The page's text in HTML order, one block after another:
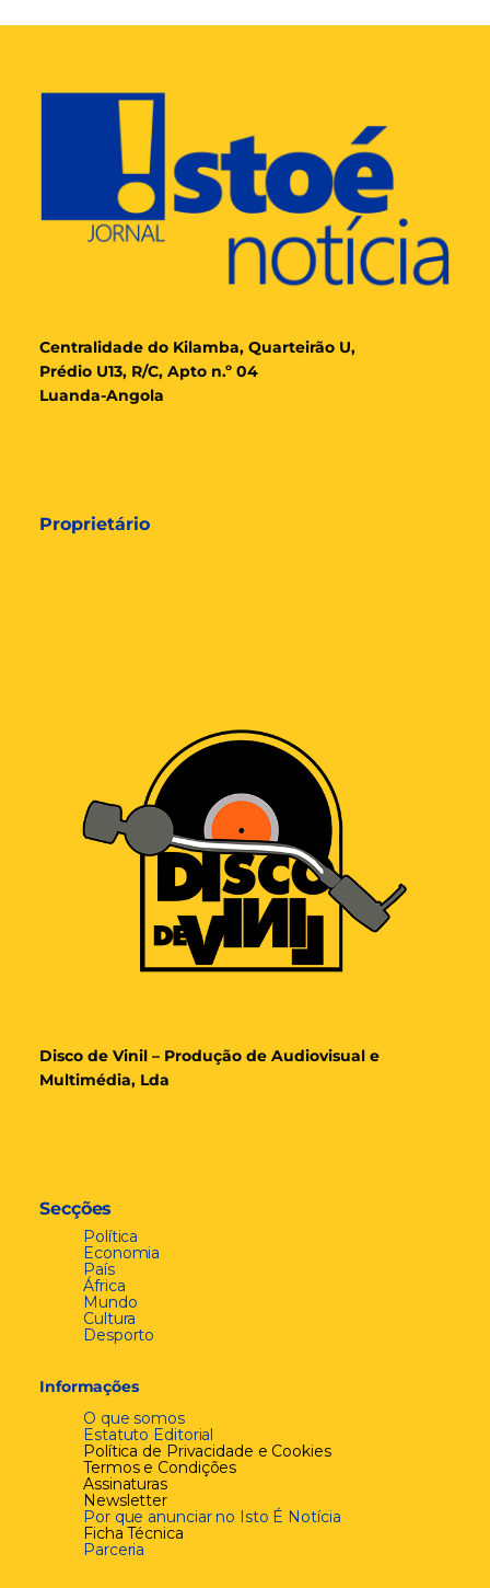
Centralidade do Kilamba, Quarteirão U,
Prédio U13, R/C, Apto n.º 04
Luanda-Angola
Proprietário
Disco de Vinil – Produção de Audiovisual e
Multimédia, Lda
Secções
Política
Economia
País
África
Mundo
Cultura
Desporto
Informações
O que somos
Estatuto Editorial
Política de Privacidade e Cookies
Termos e Condições
Assinaturas
Newsletter
Por que anunciar no Isto É Notícia
Ficha Técnica
Parceria